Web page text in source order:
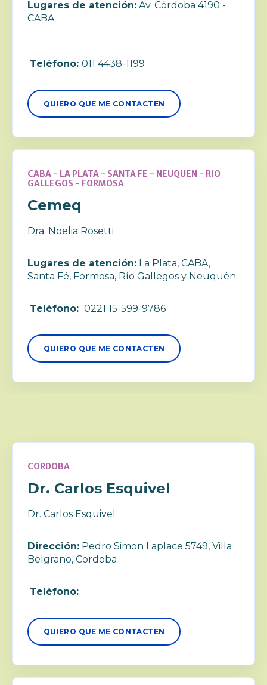
Lugares de atención: Av. Córdoba 4190 -
CABA
Teléfono: 011 4438-1199
QUIERO QUE ME CONTACTEN
CABA - LA PLATA - SANTA FE - NEUQUEN - RIO
GALLEGOS - FORMOSA
Cemeq
Dra. Noelia Rosetti
Lugares de atención: La Plata, CABA,
Santa Fé, Formosa, Río Gallegos y Neuquén.
Teléfono: 0221 15-599-9786
QUIERO QUE ME CONTACTEN
CORDOBA
Dr. Carlos Esquivel
Dr. Carlos Esquivel
Dirección: Pedro Simon Laplace 5749, Villa
Belgrano, Cordoba
Teléfono:
QUIERO QUE ME CONTACTEN